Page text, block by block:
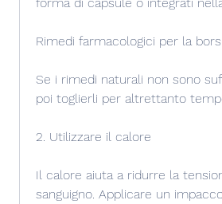
forma di capsule o integrati
Rimedi farmacologici per la
Se i rimedi naturali non sono
poi toglierli per altrettanto
2. Utilizzare il calore
Il calore aiuta a ridurre la
sanguigno. Applicare un